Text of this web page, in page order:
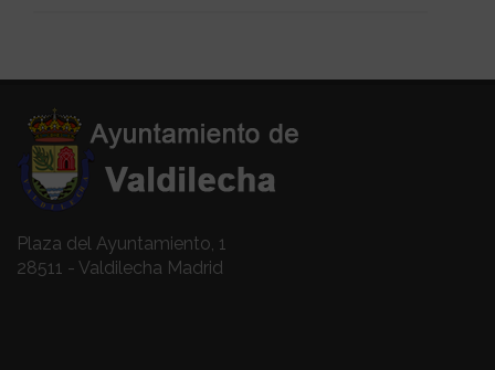
Plaza del Ayuntamiento, 1
28511 - Valdilecha Madrid